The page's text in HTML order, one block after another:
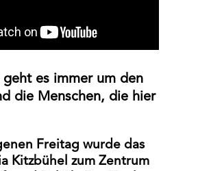
geht es immer um den
die Menschen, die hier
Freitag wurde das
Kitzbühel zum Zentrum